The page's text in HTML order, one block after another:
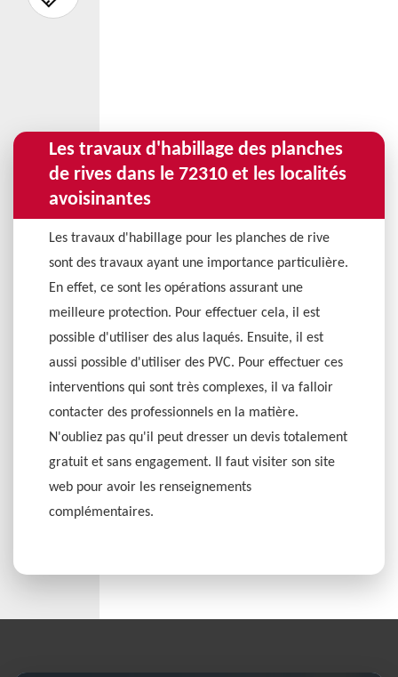
Les travaux d'habillage des planches
de rives dans le 72310 et les localités
avoisinantes
Les travaux d'habillage pour les planches de rive
sont des travaux ayant une importance particulière.
En effet, ce sont les opérations assurant une
meilleure protection. Pour effectuer cela, il est
possible d'utiliser des alus laqués. Ensuite, il est
aussi possible d'utiliser des PVC. Pour effectuer ces
interventions qui sont très complexes, il va falloir
contacter des professionnels en la matière.
N'oubliez pas qu'il peut dresser un devis totalement
gratuit et sans engagement. Il faut visiter son site
web pour avoir les renseignements
complémentaires.